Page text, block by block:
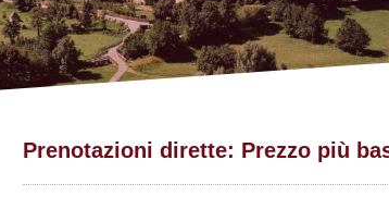
Prenotazioni dirette: Prezzo più